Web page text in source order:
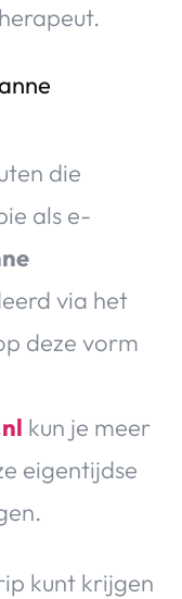
die
als e-
via het
deze vorm
kun je meer
eigentijdse
kunt krijgen